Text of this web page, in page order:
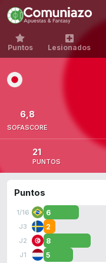
Puntos Lesionados
6,8
SOFASCORE
21
PUNTOS
Puntos
1/16 6
J3 2
J2 8
J1 5